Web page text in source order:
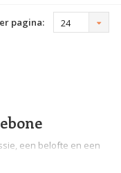
pagina: 24
een belofte en een